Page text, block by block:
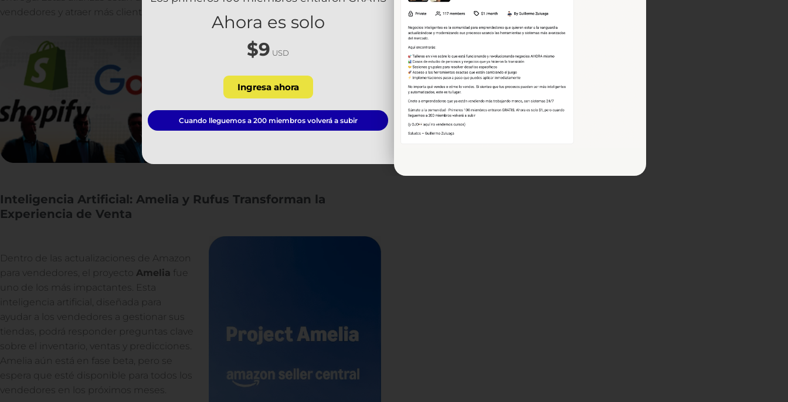
vendedores y atraer más clientes hacia Amazon.
Inteligencia Artificial: Amelia y Rufus Transforman la
Experiencia de Venta
Dentro de las actualizaciones de Amazon
para vendedores, el proyecto Amelia
fue
uno de los más impactantes. Esta
inteligencia artificial, diseñada para
ayudar a los vendedores a gestionar sus
tiendas, podrá responder preguntas clave
sobre el inventario, ventas y predicciones.
Amelia aún está en fase beta, pero se
espera que esté disponible para todos los
vendedores en los próximos meses.
Ahora es solo
$9 USD
Ingresa ahora
Cuando lleguemos a 200 miembros volverá a subir